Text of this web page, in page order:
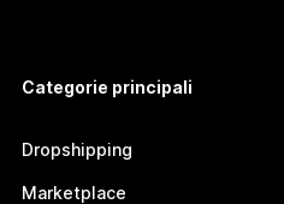
Categorie principali
Dropshipping
Marketplace